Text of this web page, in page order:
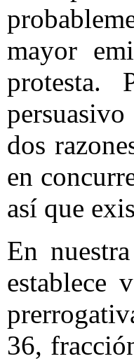
mayor
protesta.
dos
en
así que
En
establece
36,